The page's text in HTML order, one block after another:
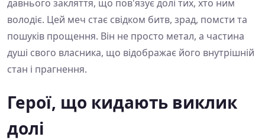
давнього закляття, що пов'язує долі тих, хто ним
володіє. Цей меч стає свідком битв, зрад, помсти та
пошуків прощення. Він не просто метал, а частина
душі свого власника, що відображає його внутрішній
стан і прагнення.
Герої, що кидають виклик
долі